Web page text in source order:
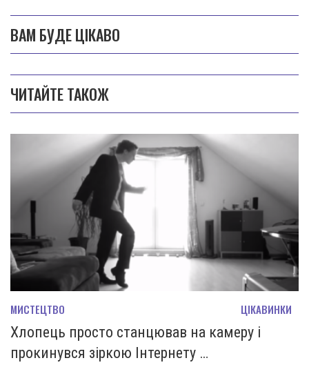
ВАМ БУДЕ ЦІКАВО
ЧИТАЙТЕ ТАКОЖ
МИСТЕЦТВО ЦІКАВИНКИ
Хлопець просто станцював на камеру і
прокинувся зіркою Інтернету …